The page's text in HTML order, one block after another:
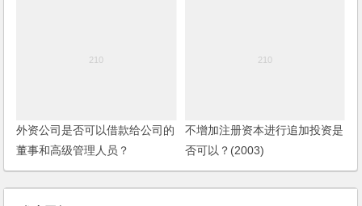
外资公司是否可以借款给公司的
董事和高级管理人员？
不增加注册资本进行追加投资是
否可以？(2003)